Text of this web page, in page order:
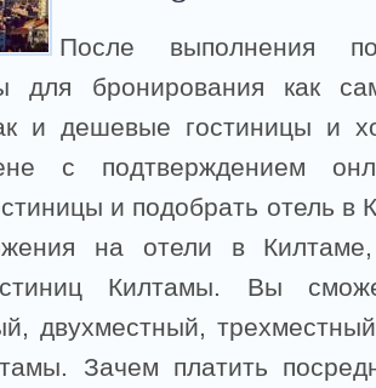
После выполнения
для бронирования как
и дешевые гостиницы и
с подтверждением
и подобрать отель в
на отели в
Килтамы. Вы
двухместный,
Зачем платить